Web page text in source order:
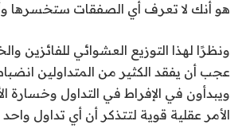
هو أنك لا تعرف أي الصفقات ستخسرها
ونظرًا لهذا التوزيع العشوائي للفائزين
عجب أن يفقد الكثير من المتداولين
ويبدأون في الإفراط في التداول وخسارة
الأمر عقلية قوية لتتذكر أن أي تداول واحد